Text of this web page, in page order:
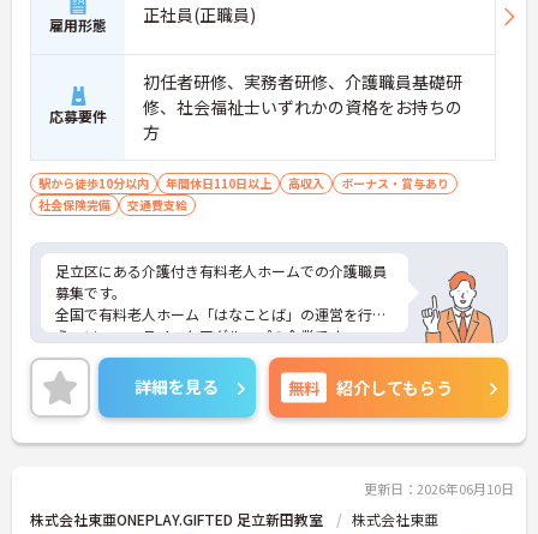
雇用形態 正社員(正職員)
応募要件
初任者研修、実務者研修、介護職員基礎研
修、社会福祉士いずれかの資格をお持ちの
方
駅から徒歩10分以内 年間休日110日以上 高収入
ボーナス・賞与あり
社会保険完備
交通費支給
足立区にある介護付き有料老人ホームでの介護職員
募集です。
全国で有料老人ホーム「はなことば」の運営を行
う、ソニー・ライフケアグループの企業です。
年間休日115日、未経験の方もご相談いただけま
す。また、各種福利厚生が整っておりますので安心
して就業して頂けます。
ご興味のある方はお気軽にお問い合わせ下さい。
詳細を見る 無料 紹介してもらう
更新日：2026年06月10日
株式会社東亜ONEPLAY.GIFTED 足立新田教室 株式会社東亜